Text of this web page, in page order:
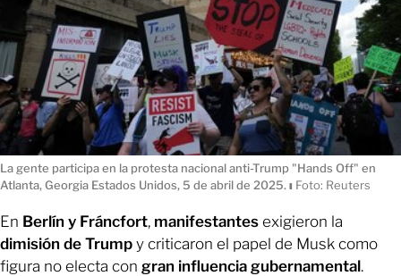
La gente participa en la protesta nacional anti-Trump "Hands Off" en
Atlanta, Georgia Estados Unidos, 5 de abril de 2025. ı Foto: Reuters
En Berlín y Fráncfort, manifestantes exigieron la
dimisión de Trump y criticaron el papel de Musk como
figura no electa con gran influencia gubernamental.